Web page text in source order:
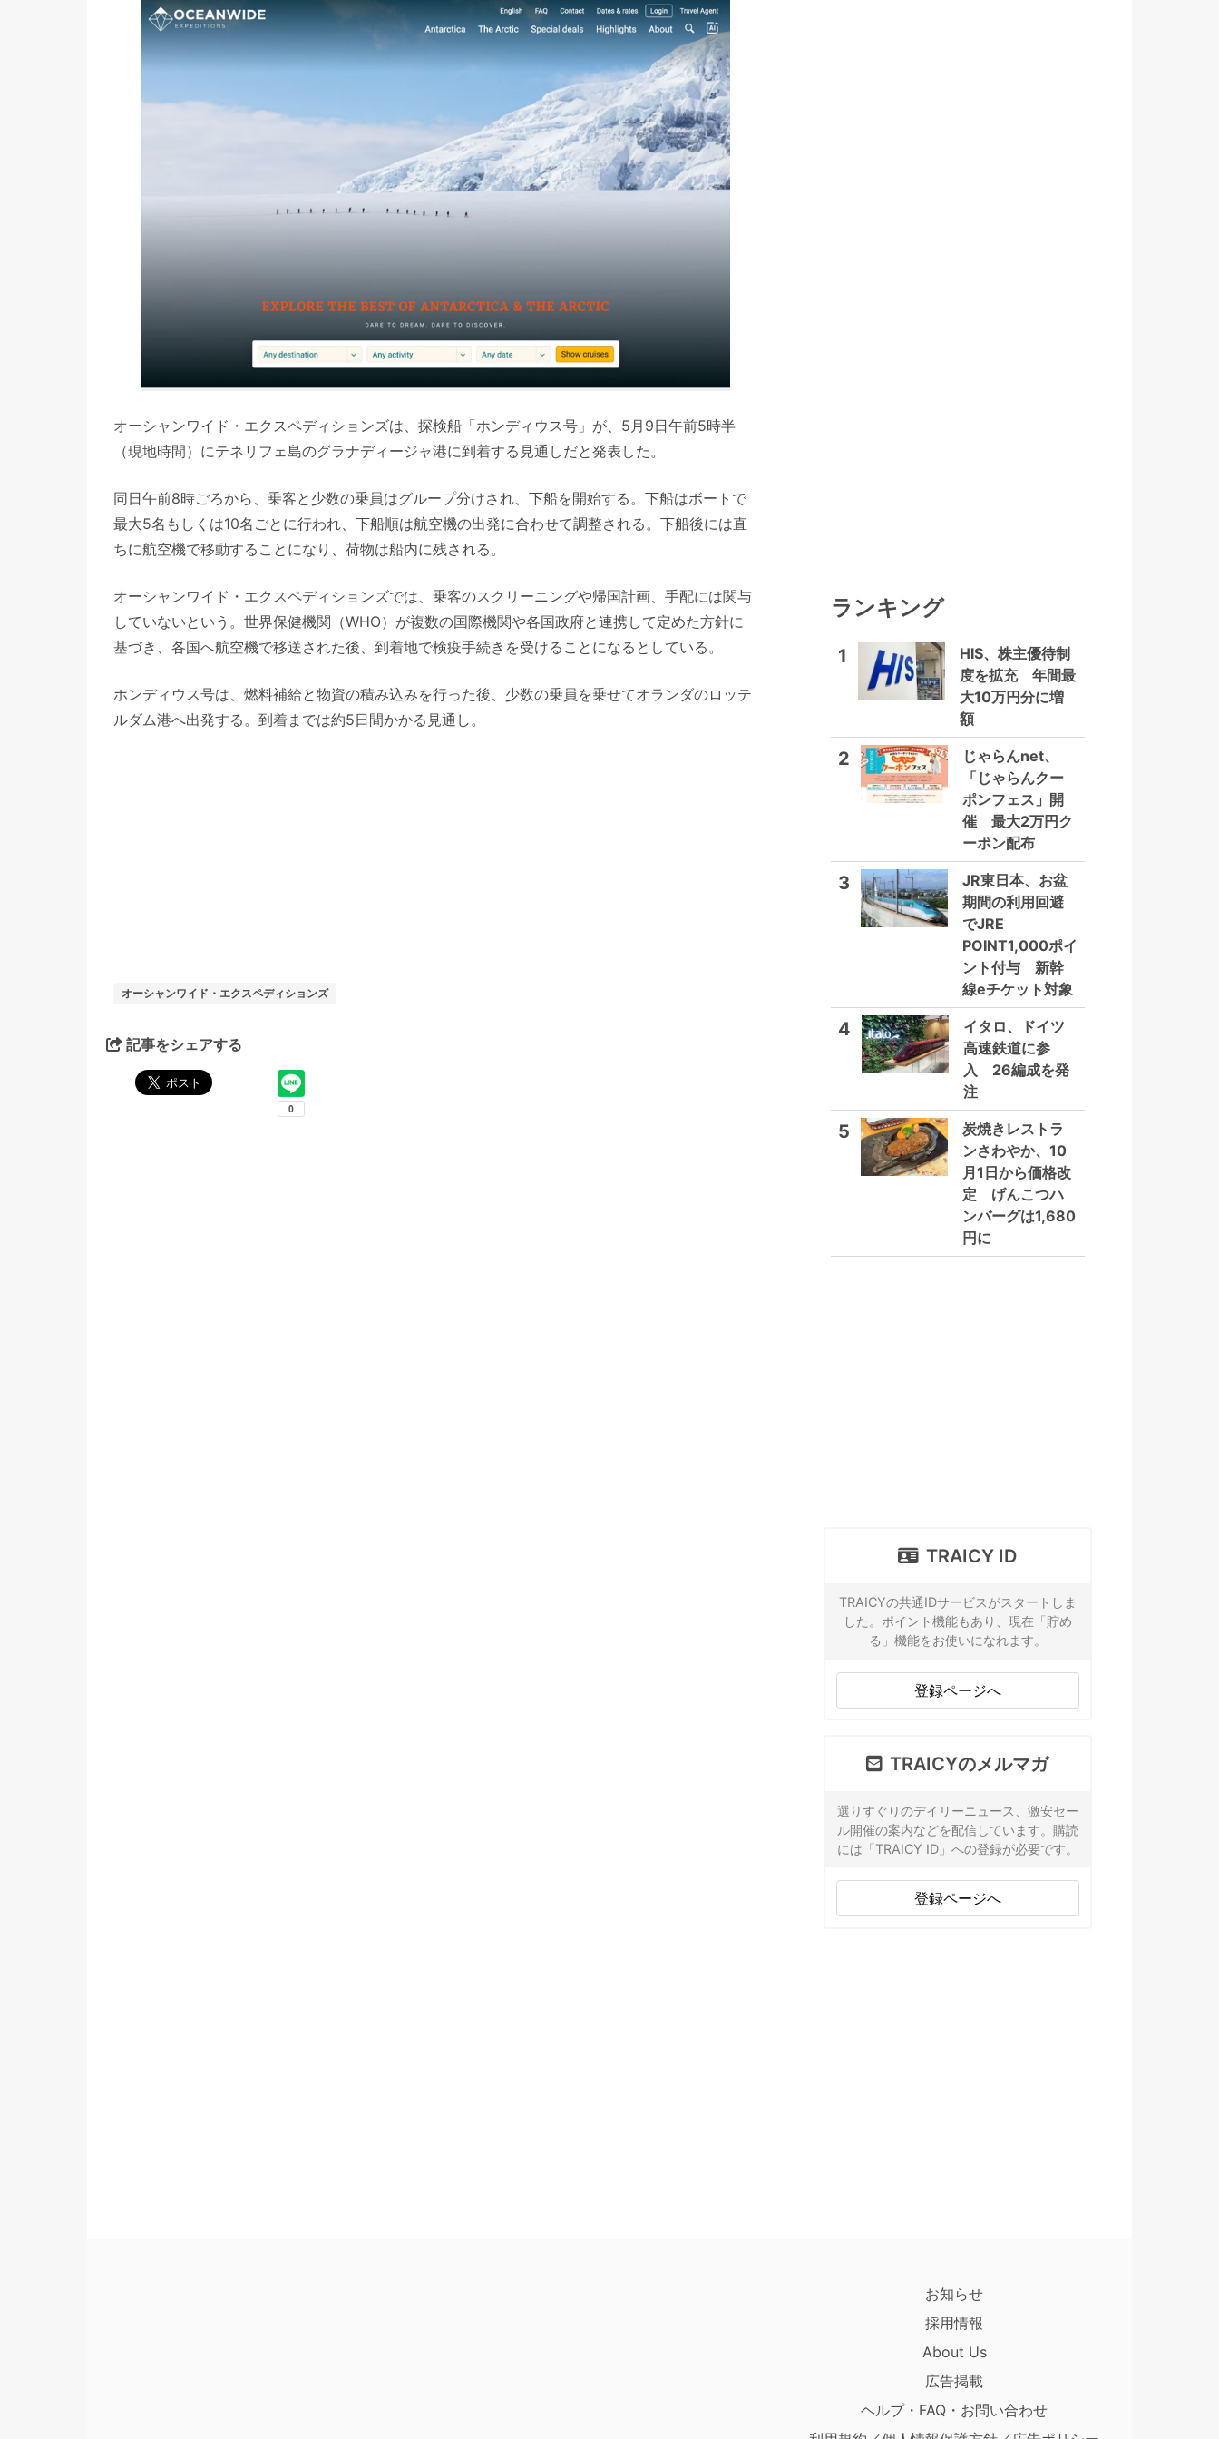
オーシャンワイド・エクスペディションズは、探検船「ホンディウス号」が、5月9日午前5時半
（現地時間）にテネリフェ島のグラナディージャ港に到着する見通しだと発表した。
同日午前8時ごろから、乗客と少数の乗員はグループ分けされ、下船を開始する。下船はボートで
最大5名もしくは10名ごとに行われ、下船順は航空機の出発に合わせて調整される。下船後には直
ちに航空機で移動することになり、荷物は船内に残される。
オーシャンワイド・エクスペディションズでは、乗客のスクリーニングや帰国計画、手配には関与
していないという。世界保健機関（WHO）が複数の国際機関や各国政府と連携して定めた方針に
基づき、各国へ航空機で移送された後、到着地で検疫手続きを受けることになるとしている。
ホンディウス号は、燃料補給と物資の積み込みを行った後、少数の乗員を乗せてオランダのロッテ
ルダム港へ出発する。到着までは約5日間かかる見通し。
オーシャンワイド・エクスペディションズ
記事をシェアする
ランキング
1
HIS、株主優待制
度を拡充 年間最
大10万円分に増
額
2
じゃらんnet、
「じゃらんクー
ポンフェス」開
催 最大2万円ク
ーポン配布
3
JR東日本、お盆
期間の利用回避
でJRE
POINT1,000ポイ
ント付与 新幹
線eチケット対象
4
イタロ、ドイツ
高速鉄道に参
入 26編成を発
注
5
炭焼きレストラ
ンさわやか、10
月1日から価格改
定 げんこつハ
ンバーグは1,680
円に
TRAICY ID
TRAICYの共通IDサービスがスタートしま
した。ポイント機能もあり、現在「貯め
る」機能をお使いになれます。
登録ページへ
TRAICYのメルマガ
選りすぐりのデイリーニュース、激安セー
ル開催の案内などを配信しています。購読
には「TRAICY ID」への登録が必要です。
登録ページへ
お知らせ
採用情報
About Us
広告掲載
ヘルプ・FAQ・お問い合わせ